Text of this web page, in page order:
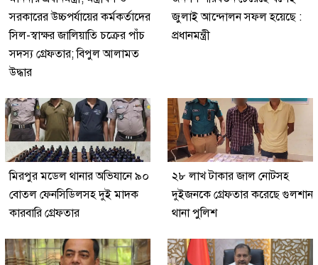
সরকারের উচ্চপর্যায়ের কর্মকর্তাদের
সিল-স্বাক্ষর জালিয়াতি চক্রের পাঁচ
সদস্য গ্রেফতার; বিপুল আলামত
উদ্ধার
জুলাই আন্দোলন সফল হয়েছে :
প্রধানমন্ত্রী
মিরপুর মডেল থানার অভিযানে ৯০
বোতল ফেনসিডিলসহ দুই মাদক
কারবারি গ্রেফতার
২৮ লাখ টাকার জাল নোটসহ
দুইজনকে গ্রেফতার করেছে গুলশান
থানা পুলিশ